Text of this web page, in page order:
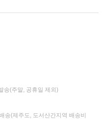
송(주말, 공휴일 제외)
송(제주도, 도서산간지역 배송비